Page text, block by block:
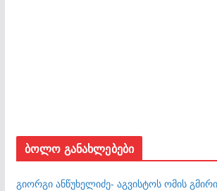
ბოლო განახლებები
გიორგი ანწუხელიძე- აგვისტოს ომის